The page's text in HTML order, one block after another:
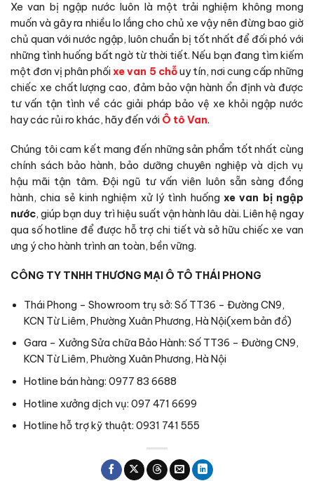
Xe van bị ngập nước luôn là một trải nghiệm không mong
muốn và gây ra nhiều lo lắng cho chủ xe vậy nên đừng bao giờ
chủ quan với nước ngập, luôn chuẩn bị tốt nhất để đối phó với
những tình huống bất ngờ từ thời tiết. Nếu bạn đang tìm kiếm
một đơn vị phân phốixe van 5 chỗuy tín, nơi cung cấp những
chiếc xe chất lượng cao, đảm bảo vận hành ổn định và được
tư vấn tận tình về các giải pháp bảo vệ xe khỏi ngập nước
hay các rủi ro khác, hãy đến với Ô tô Van.
Chúng tôi cam kết mang đến những sản phẩm tốt nhất cùng
chính sách bảo hành, bảo dưỡng chuyên nghiệp và dịch vụ
hậu mãi tận tâm. Đội ngũ tư vấn viên luôn sẵn sàng đồng
hành, chia sẻ kinh nghiệm xử lý tình huống xe van bị ngập
nước, giúp bạn duy trì hiệu suất vận hành lâu dài. Liên hệ ngay
qua số hotline để được hỗ trợ chi tiết và sở hữu chiếc xe van
ưng ý cho hành trình an toàn, bền vững.
CÔNG TY TNHH THƯƠNG MẠI Ô TÔ THÁI PHONG
Thái Phong – Showroom trụ sở: Số TT36 – Đường CN9,
KCN Từ Liêm, Phường Xuân Phương, Hà Nội(xem bản đồ)
Gara – Xưởng Sửa chữa Bảo Hành: Số TT36 – Đường CN9,
KCN Từ Liêm, Phường Xuân Phương, Hà Nội
Hotline bán hàng: 0977 83 6688
Hotline xưởng dịch vụ: 097 471 6699
Hotline hỗ trợ kỹ thuật: 0931 741 555